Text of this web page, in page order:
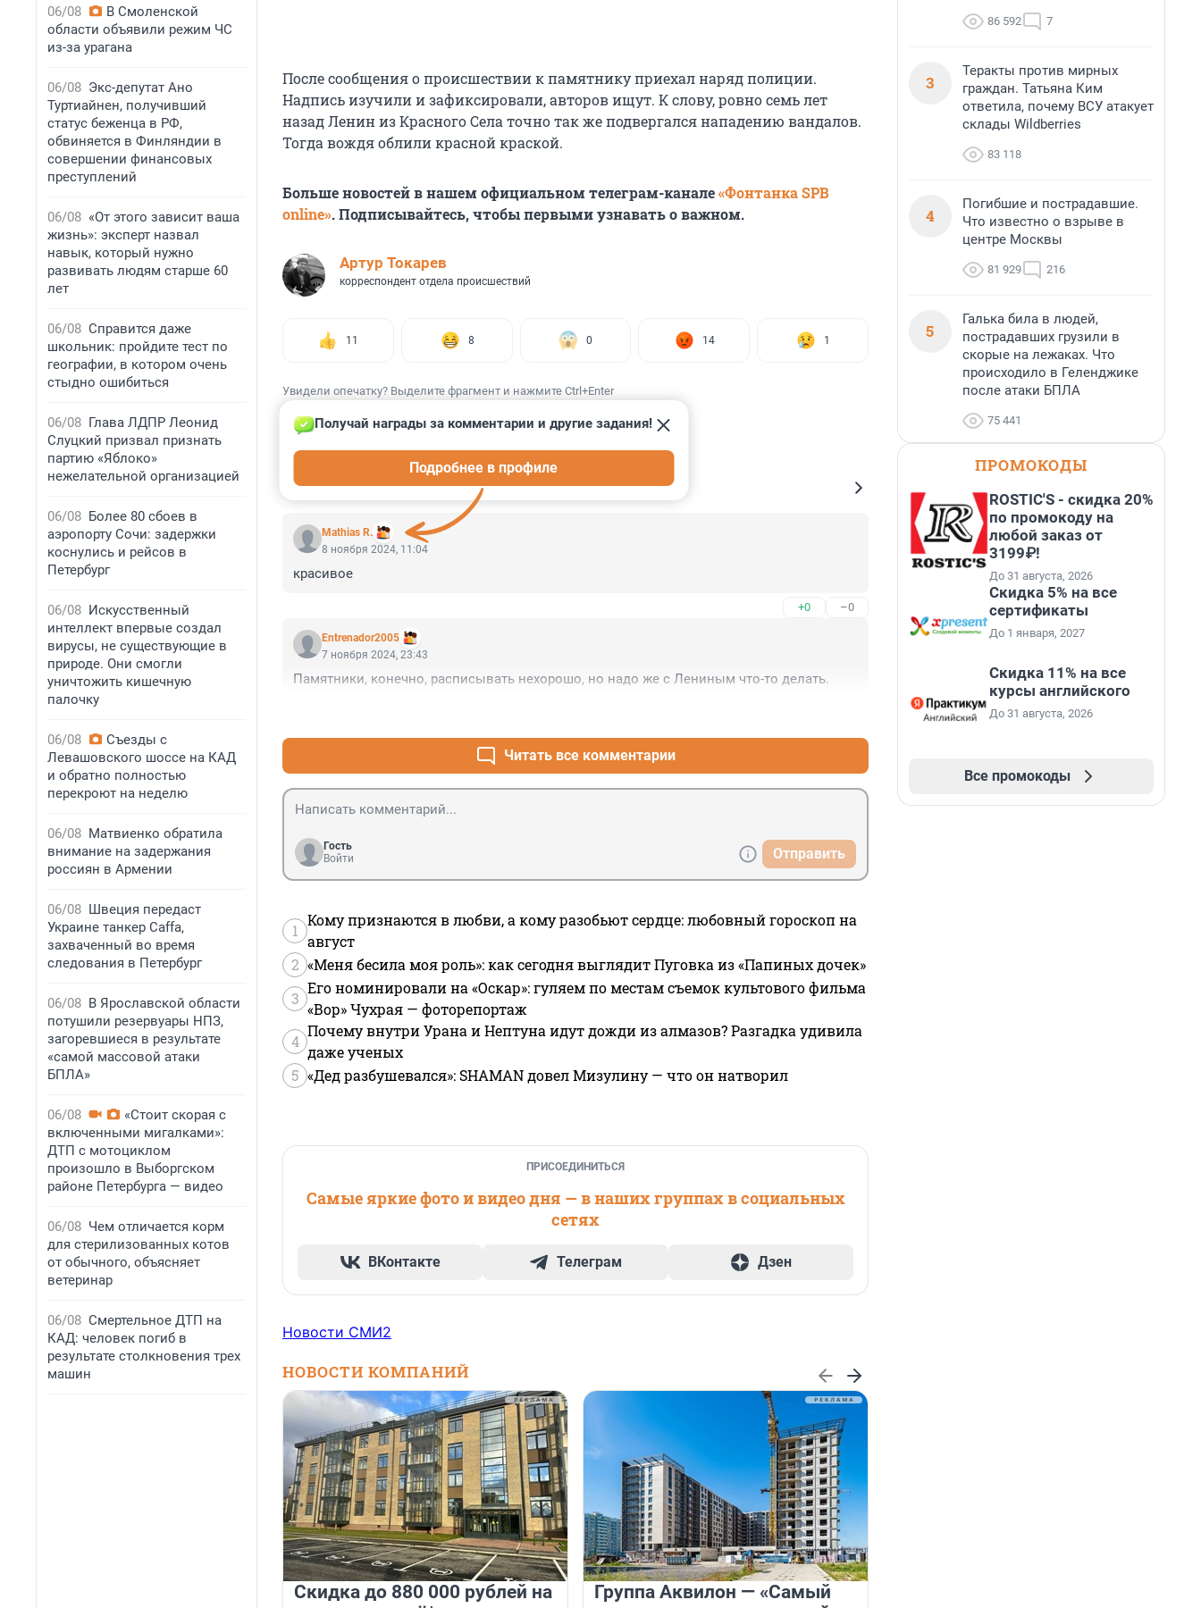
06/08
В Смоленской
области объявили режим ЧС
из-за урагана
06/08 Экс-депутат Ано
Туртиайнен, получивший
статус беженца в РФ,
обвиняется в Финляндии в
совершении финансовых
преступлений
06/08 «От этого зависит ваша
жизнь»: эксперт назвал
навык, который нужно
развивать людям старше 60
лет
06/08 Справится даже
школьник: пройдите тест по
географии, в котором очень
стыдно ошибиться
06/08 Глава ЛДПР Леонид
Слуцкий призвал признать
партию «Яблоко»
нежелательной организацией
06/08 Более 80 сбоев в
аэропорту Сочи: задержки
коснулись и рейсов в
Петербург
06/08 Искусственный
интеллект впервые создал
вирусы, не существующие в
природе. Они смогли
уничтожить кишечную
палочку
06/08
Съезды с
Левашовского шоссе на КАД
и обратно полностью
перекроют на неделю
06/08 Матвиенко обратила
внимание на задержания
россиян в Армении
06/08 Швеция передаст
Украине танкер Caffa,
захваченный во время
следования в Петербург
06/08 В Ярославской области
потушили резервуары НПЗ,
загоревшиеся в результате
«самой массовой атаки
БПЛА»
06/08
«Стоит скорая с
включенными мигалками»:
ДТП с мотоциклом
произошло в Выборгском
районе Петербурга — видео
06/08 Чем отличается корм
для стерилизованных котов
от обычного, объясняет
ветеринар
06/08 Смертельное ДТП на
КАД: человек погиб в
результате столкновения трех
машин
После сообщения о происшествии к памятнику приехал наряд полиции.
Надпись изучили и зафиксировали, авторов ищут. К слову, ровно семь лет
назад Ленин из Красного Села точно так же подвергался нападению вандалов.
Тогда вождя облили красной краской.
Больше новостей в нашем официальном телеграм-канале«Фонтанка SPB
online». Подписывайтесь, чтобы первыми узнавать о важном.
Артур Токарев
корреспондент отдела происшествий
11 8 0 14 1
Увидели опечатку? Выделите фрагмент и нажмите Ctrl+Enter
КОММЕНТАРИИ 31
Mathias R.
Получай награды за комментарии и другие задания!
Подробнее в профиле
8 ноября 2024, 11:04
красивое
+0 –0
Entrenador2005
7 ноября 2024, 23:43
Памятники, конечно, расписывать нехорошо, но надо же с Лениным что-то делать.
Читать все комментарии
Гость
Войти
Отправить
1
Кому признаются в любви, а кому разобьют сердце: любовный гороскоп на
август
2 «Меня бесила моя роль»: как сегодня выглядит Пуговка из «Папиных дочек»
3
Его номинировали на «Оскар»: гуляем по местам съемок культового фильма
«Вор» Чухрая — фоторепортаж
4
Почему внутри Урана и Нептуна идут дожди из алмазов? Разгадка удивила
даже ученых
5 «Дед разбушевался»: SHAMAN довел Мизулину — что он натворил
ПРИСОЕДИНИТЬСЯ
Самые яркие фото и видео дня — в наших группах в социальных
сетях
ВКонтакте Телеграм Дзен
Новости СМИ2
НОВОСТИ КОМПАНИЙ
Скидка до 880 000 рублей на
Группа Аквилон — «Самый
86 592 7
3
Теракты против мирных
граждан. Татьяна Ким
ответила, почему ВСУ атакует
склады Wildberries
83 118
4
Погибшие и пострадавшие.
Что известно о взрыве в
центре Москвы
81 929 216
5
Галька била в людей,
пострадавших грузили в
скорые на лежаках. Что
происходило в Геленджике
после атаки БПЛА
75 441
ПРОМОКОДЫ
ROSTIC'S - скидка 20%
по промокоду на
любой заказ от
3199₽!
До 31 августа, 2026
Скидка 5% на все
сертификаты
До 1 января, 2027
Скидка 11% на все
курсы английского
До 31 августа, 2026
Все промокоды